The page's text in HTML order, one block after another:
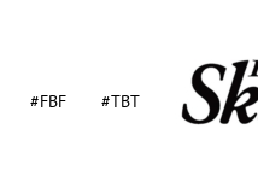
#FBF #TBT